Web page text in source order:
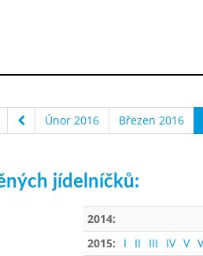
Únor 2016 Březen 2016
jídelníčků:
2014:
2015:
I II III IV V